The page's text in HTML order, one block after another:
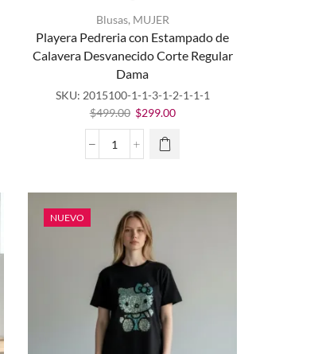
Blusas, MUJER
Playera Pedreria con Estampado de
Calavera Desvanecido Corte Regular
Dama
SKU: 2015100-1-1-3-1-2-1-1-1
$499.00 El
precio
original
era:
$299.00El
Playera
de
Calavera
Desvanecido
Corte
Regular
Dama
cantidad
Este
producto
tiene
múltiples
variantes.
Las
opciones
se
elegir en
la página
producto
NUEVO